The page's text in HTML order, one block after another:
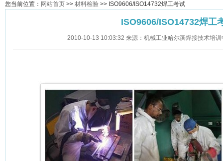
您当前位置： 网站首页 >> 材料检验 >> ISO9606/ISO14732焊工考试
ISO9606/ISO14732焊工
2010-10-13 10:03:32 来源：机械工业哈尔滨焊接技术培